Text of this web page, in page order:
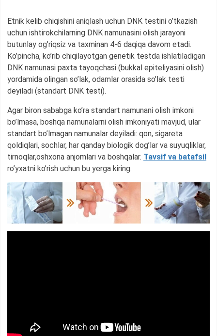
Etnik kelib chiqishini aniqlash uchun DNK testini o’tkazish
uchun ishtirokchilarning DNK namunasini olish jarayoni
butunlay og’riqsiz va taxminan 4-6 daqiqa davom etadi.
Ko’pincha, ko’rib chiqilayotgan genetik testda ishlatiladigan
DNK namunasi paxta tayoqchasi (bukkal epiteliyasini olish)
yordamida olingan so’lak, odamlar orasida so’lak testi
deyiladi (standart DNK testi).
Agar biron sababga ko’ra standart namunani olish imkoni
bo’lmasa, boshqa namunalarni olish imkoniyati mavjud, ular
standart bo’lmagan namunalar deyiladi: qon, sigareta
qoldiqlari, sochlar, har qanday biologik dog’lar va suyuqliklar,
tirnoqlar,oshxona anjomlari va boshqalar. Tavsif va batafsil
ro’yxatni ko’rish uchun bu yerga kiring.